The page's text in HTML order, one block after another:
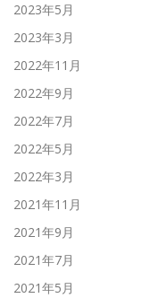
2023年5月
2023年3月
2022年11月
2022年9月
2022年7月
2022年5月
2022年3月
2021年11月
2021年9月
2021年7月
2021年5月